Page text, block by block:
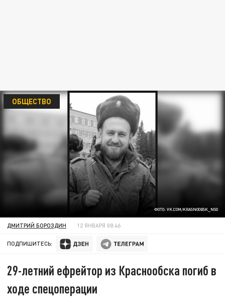
ФОТО: VK.COM/KRASNOOBSK_NSO
ОБЩЕСТВО
ДМИТРИЙ БОРОЗДИН 12 ЯНВАРЯ 08:46
ПОДПИШИТЕСЬ:
29-летний ефрейтор из Краснообска погиб в
ходе спецоперации